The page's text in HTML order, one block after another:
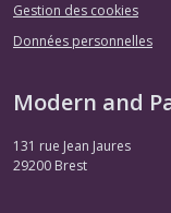
Gestion des cookies
Données personnelles
Modern and
131 rue Jean Jaures
29200 Brest